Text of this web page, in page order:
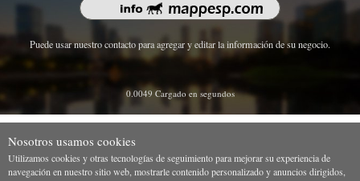
Puede usar nuestro contacto para agregar y editar la información de su negocio.
0.0049 Cargado en segundos
Nosotros usamos cookies
Utilizamos cookies y otras tecnologías de seguimiento para mejorar su experiencia de
navegación en nuestro sitio web, mostrarle contenido personalizado y anuncios dirigidos,